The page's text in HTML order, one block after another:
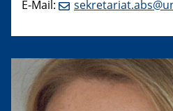
E-Mail: